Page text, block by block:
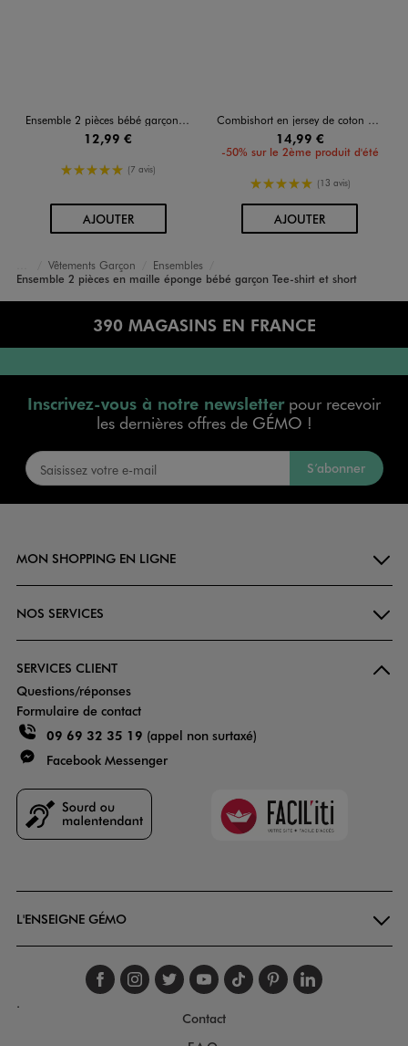
Ensemble 2 pièces bébé garçon short et polo
12,99 €
5/5 de moyenne
(7 avis)
AJOUTERAU PANIER
Combishort en jersey de coton flammé bébé garçon (lot de 2)
14,99 €
-50% sur le 2ème produit d'été
5/5 de moyenne
(13 avis)
AJOUTERAU PANIER
Accueil
Bébé
Vêtements Garçon
Ensembles
Ensemble 2 pièces en maille éponge bébé garçon Tee-shirt et short
390 MAGASINS EN FRANCE
Inscrivez-vous à notre newsletterpour recevoir
les dernières offres de GÉMO !
S’abonner
MON SHOPPING EN LIGNE
NOS SERVICES
SERVICES CLIENT
Questions/réponses
Formulaire de contact
09 69 32 35 19 (appel non surtaxé)
Facebook Messenger
Faciliti
L'ENSEIGNE GÉMO
Suivez-nous sur
Suivez-nous sur
Suivez-nous sur
Suivez-nous
Suivez-nous
Suivez-
.
Contact